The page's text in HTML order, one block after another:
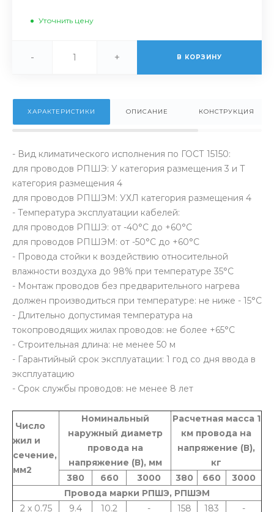
Уточнить цену
- + В КОРЗИНУ
ХАРАКТЕРИСТИКИ ОПИСАНИЕ КОНСТРУКЦИЯ
- Вид климатического исполнения по ГОСТ 15150:
для проводов РПШЭ: У категория размещения 3 и Т
категория размещения 4
для проводов РПШЭМ: УХЛ категория размещения 4
- Температура эксплуатации кабелей:
для проводов РПШЭ: от -40°С до +60°С
для проводов РПШЭМ: от -50°С до +60°С
- Провода стойки к воздействию относительной
влажности воздуха до 98% при температуре 35°С
- Монтаж проводов без предварительного нагрева
должен производиться при температуре: не ниже - 15°С
- Длительно допустимая температура на
токопроводящих жилах проводов: не более +65°С
- Строительная длина: не менее 50 м
- Гарантийный срок эксплуатации: 1 год со дня ввода в
эксплуатацию
- Срок службы проводов: не менее 8 лет
Число
жил и
сечение,
мм2
Номинальный
наружный диаметр
провода на
напряжение (В), мм
Расчетная масса 1
км провода на
напряжение (В),
кг
380
660 3000 380 660
3000
Провода марки РПШЭ, РПШЭМ
2 x 0.75
9.4 10.2 - 158 183 -